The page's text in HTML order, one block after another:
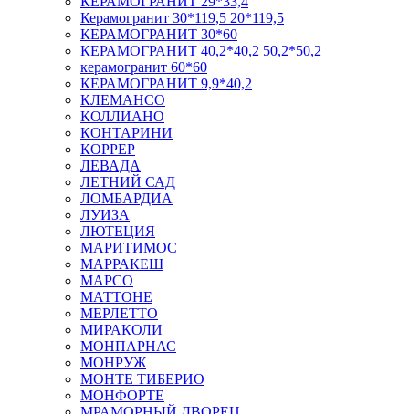
Керамогранит 30*119,5 20*119,5
КЕРАМОГРАНИТ 30*60
КЕРАМОГРАНИТ 40,2*40,2 50,2*50,2
керамогранит 60*60
КЕРАМОГРАНИТ 9,9*40,2
КЛЕМАНСО
КОЛЛИАНО
КОНТАРИНИ
КОРРЕР
ЛЕВАДА
ЛЕТНИЙ САД
ЛОМБАРДИА
ЛУИЗА
ЛЮТЕЦИЯ
МАРИТИМОС
МАРРАКЕШ
МАРСО
МАТТОНЕ
МЕРЛЕТТО
МИРАКОЛИ
МОНПАРНАС
МОНРУЖ
МОНТЕ ТИБЕРИО
МОНФОРТЕ